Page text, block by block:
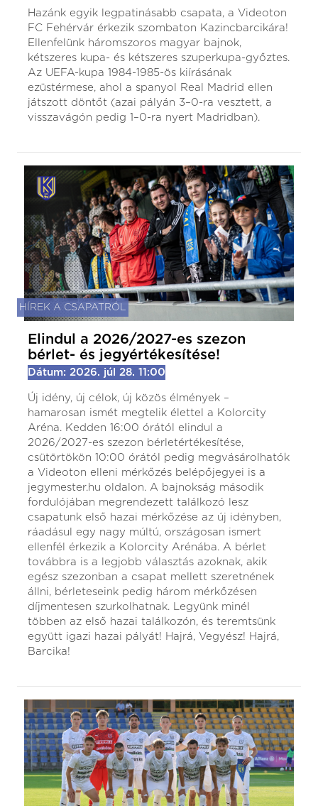
Hazánk egyik legpatinásabb csapata, a Videoton
FC Fehérvár érkezik szombaton Kazincbarcikára!
Ellenfelünk háromszoros magyar bajnok,
kétszeres kupa- és kétszeres szuperkupa-győztes.
Az UEFA-kupa 1984-1985-ös kiírásának
ezüstérmese, ahol a spanyol Real Madrid ellen
játszott döntőt (azai pályán 3–0-ra vesztett, a
visszavágón pedig 1–0-ra nyert Madridban).
HÍREK A CSAPATRÓL
Elindul a 2026/2027-es szezon
bérlet- és jegyértékesítése!
Dátum: 2026. júl 28. 11:00
Új idény, új célok, új közös élmények –
hamarosan ismét megtelik élettel a Kolorcity
Aréna. Kedden 16:00 órától elindul a
2026/2027-es szezon bérletértékesítése,
csütörtökön 10:00 órától pedig megvásárolhatók
a Videoton elleni mérkőzés belépőjegyei is a
jegymester.hu oldalon. A bajnokság második
fordulójában megrendezett találkozó lesz
csapatunk első hazai mérkőzése az új idényben,
ráadásul egy nagy múltú, országosan ismert
ellenfél érkezik a Kolorcity Arénába. A bérlet
továbbra is a legjobb választás azoknak, akik
egész szezonban a csapat mellett szeretnének
állni, bérleteseink pedig három mérkőzésen
díjmentesen szurkolhatnak. Legyünk minél
többen az első hazai találkozón, és teremtsünk
együtt igazi hazai pályát! Hajrá, Vegyész! Hajrá,
Barcika!